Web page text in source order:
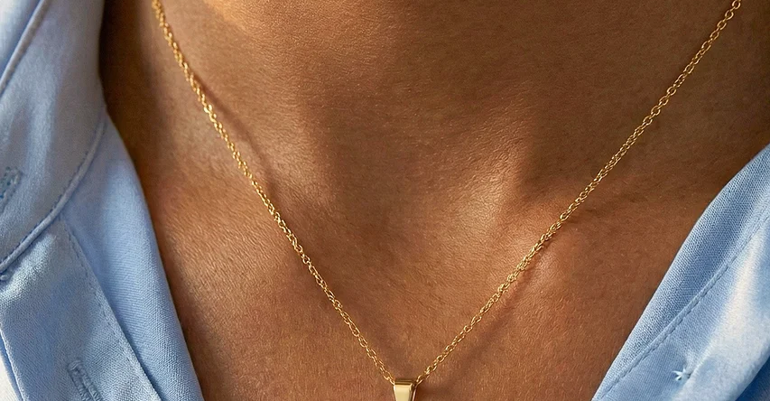
Ilmainen tervehdyskortti
Tilaa tänään – personoitu lahja valmistuu ja lähtee matkaan nopeammin kuin ehdit sanoa “yllätys!”